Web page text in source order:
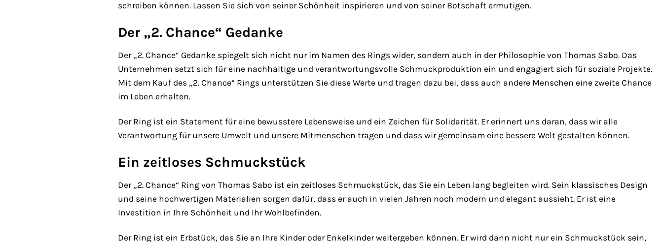
schreiben können. Lassen Sie sich von seiner Schönheit inspirieren und von seiner Botschaft ermutigen.
Der „2. Chance“ Gedanke
Der „2. Chance“ Gedanke spiegelt sich nicht nur im Namen des Rings wider, sondern auch in der Philosophie von Thomas Sabo. Das
Unternehmen setzt sich für eine nachhaltige und verantwortungsvolle Schmuckproduktion ein und engagiert sich für soziale Projekte.
Mit dem Kauf des „2. Chance“ Rings unterstützen Sie diese Werte und tragen dazu bei, dass auch andere Menschen eine zweite Chance
im Leben erhalten.
Der Ring ist ein Statement für eine bewusstere Lebensweise und ein Zeichen für Solidarität. Er erinnert uns daran, dass wir alle
Verantwortung für unsere Umwelt und unsere Mitmenschen tragen und dass wir gemeinsam eine bessere Welt gestalten können.
Ein zeitloses Schmuckstück
Der „2. Chance“ Ring von Thomas Sabo ist ein zeitloses Schmuckstück, das Sie ein Leben lang begleiten wird. Sein klassisches Design
und seine hochwertigen Materialien sorgen dafür, dass er auch in vielen Jahren noch modern und elegant aussieht. Er ist eine
Investition in Ihre Schönheit und Ihr Wohlbefinden.
Der Ring ist ein Erbstück, das Sie an Ihre Kinder oder Enkelkinder weitergeben können. Er wird dann nicht nur ein Schmuckstück sein,